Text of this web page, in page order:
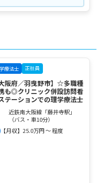
療法士 正社員
大阪府／羽曳野市】☆多職種
も◎クリニック併設訪問看
テーションでの理学療法士
近鉄南大阪線「藤井寺駅」
（バス・車10分）
【月収】25.0万円 ～ 程度